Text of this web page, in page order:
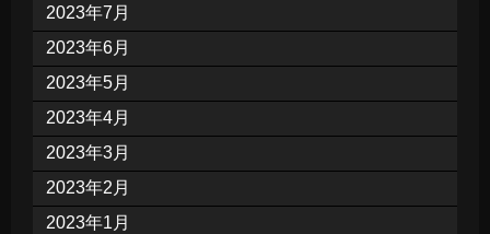
2023年7月
2023年6月
2023年5月
2023年4月
2023年3月
2023年2月
2023年1月